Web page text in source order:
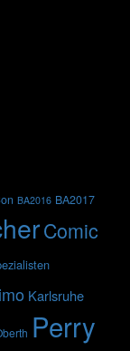
BA2016 BA2017
Comic
Karlsruhe
Perry